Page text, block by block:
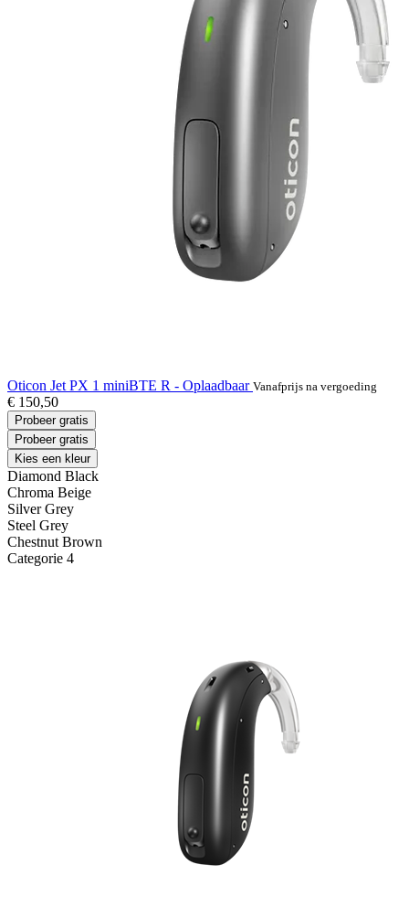
Oticon Jet PX 1 miniBTE R - Oplaadbaar Vanafprijs na vergoeding
€ 150,50
Probeer gratis
Probeer gratis
Kies een kleur
Diamond Black
Chroma Beige
Silver Grey
Steel Grey
Chestnut Brown
Categorie 4